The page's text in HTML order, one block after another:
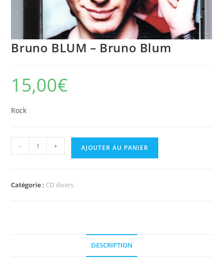
Bruno BLUM – Bruno Blum
15,00€
Rock
quantité
de
BLUM
- + AJOUTER AU PANIER
Catégorie : CD divers
DESCRIPTION